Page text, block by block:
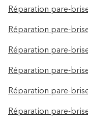
Réparation pare-
Réparation pare-
Réparation pare-
Réparation pare-
Réparation pare-
Réparation pare-